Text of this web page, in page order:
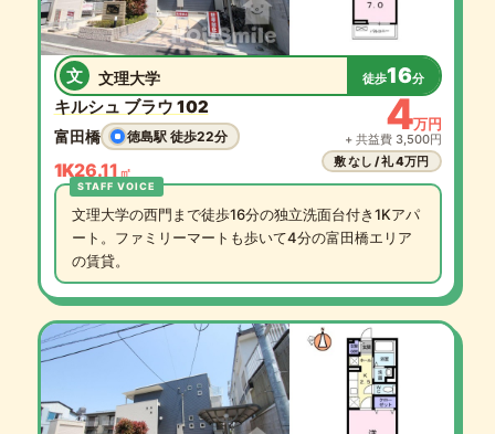
文 文理大学 徒歩16分
キルシュ ブラウ 102
富田橋 徳島駅 徒歩22分
1K26.11 ㎡
4万円
+ 共益費 3,500円
敷 なし / 礼 4万円
文理大学の西門まで徒歩16分の独立洗面台付き1Kアパ
ート。ファミリーマートも歩いて4分の富田橋エリア
の賃貸。